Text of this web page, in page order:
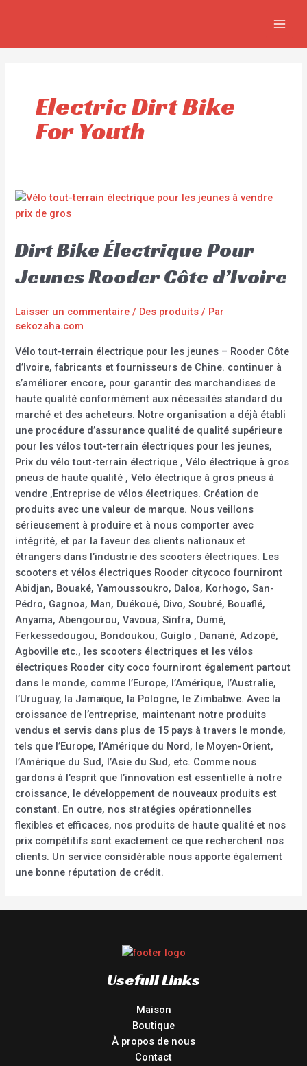
Electric Dirt Bike
For Youth
Dirt Bike Électrique Pour
Jeunes Rooder Côte d’Ivoire
Laisser un commentaire / Des produits / Par
sekozaha.com
Vélo tout-terrain électrique pour les jeunes – Rooder Côte
d’Ivoire, fabricants et fournisseurs de Chine. continuer à
s’améliorer encore, pour garantir des marchandises de
haute qualité conformément aux nécessités standard du
marché et des acheteurs. Notre organisation a déjà établi
une procédure d’assurance qualité de qualité supérieure
pour les vélos tout-terrain électriques pour les jeunes,
Prix du vélo tout-terrain électrique , Vélo électrique à gros
pneus de haute qualité , Vélo électrique à gros pneus à
vendre ,Entreprise de vélos électriques. Création de
produits avec une valeur de marque. Nous veillons
sérieusement à produire et à nous comporter avec
intégrité, et par la faveur des clients nationaux et
étrangers dans l’industrie des scooters électriques. Les
scooters et vélos électriques Rooder citycoco fourniront
Abidjan, Bouaké, Yamoussoukro, Daloa, Korhogo, San-
Pédro, Gagnoa, Man, Duékoué, Divo, Soubré, Bouaflé,
Anyama, Abengourou, Vavoua, Sinfra, Oumé,
Ferkessedougou, Bondoukou, Guiglo , Danané, Adzopé,
Agboville etc., les scooters électriques et les vélos
électriques Rooder city coco fourniront également partout
dans le monde, comme l’Europe, l’Amérique, l’Australie,
l’Uruguay, la Jamaïque, la Pologne, le Zimbabwe. Avec la
croissance de l’entreprise, maintenant notre produits
vendus et servis dans plus de 15 pays à travers le monde,
tels que l’Europe, l’Amérique du Nord, le Moyen-Orient,
l’Amérique du Sud, l’Asie du Sud, etc. Comme nous
gardons à l’esprit que l’innovation est essentielle à notre
croissance, le développement de nouveaux produits est
constant. En outre, nos stratégies opérationnelles
flexibles et efficaces, nos produits de haute qualité et nos
prix compétitifs sont exactement ce que recherchent nos
clients. Un service considérable nous apporte également
une bonne réputation de crédit.
Usefull Links
Maison
Boutique
À propos de nous
Contact